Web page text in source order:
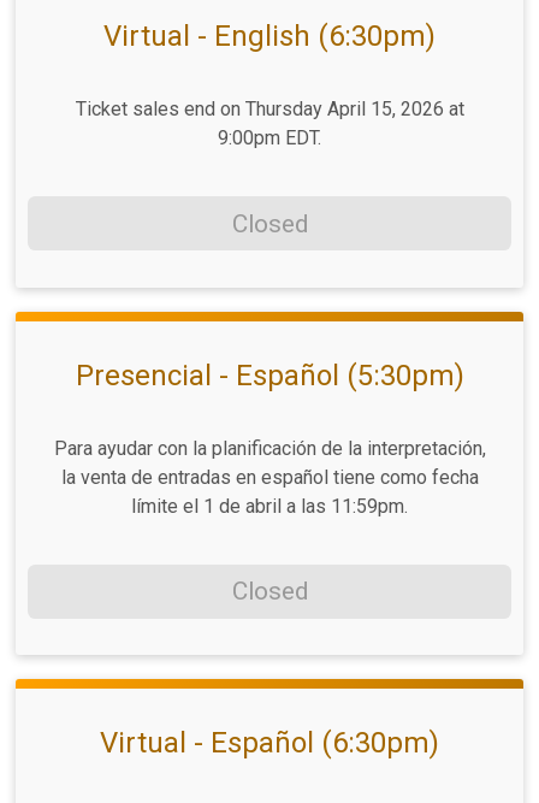
Virtual - English (6:30pm)
Ticket sales end on Thursday April 15, 2026 at
9:00pm EDT.
Closed
Presencial - Español (5:30pm)
Para ayudar con la planificación de la interpretación,
la venta de entradas en español tiene como fecha
límite el 1 de abril a las 11:59pm.
Closed
Virtual - Español (6:30pm)